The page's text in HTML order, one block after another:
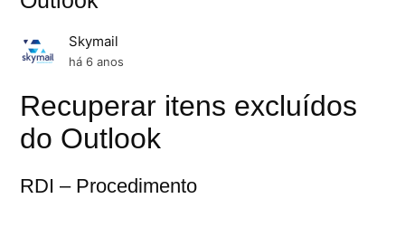
Painel De Controle
Backup
Citrix XenServer Agent
Skymail
há 6 anos
Recuperar itens excluídos
do Outlook
RDI – Procedimento